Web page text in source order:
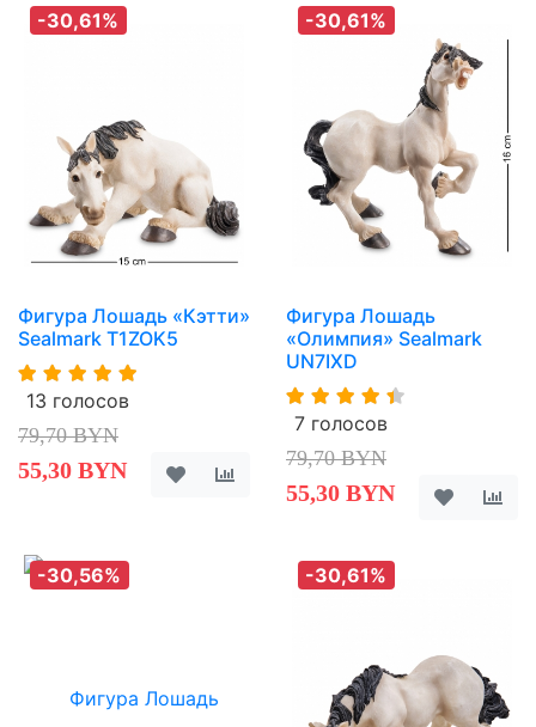
-30,61%
Фигура Лошадь «Кэтти»
Sealmark T1ZOK5
13 голосов
79,70 BYN
55,30 BYN
-30,61%
Фигура Лошадь
«Олимпия» Sealmark
UN7IXD
7 голосов
79,70 BYN
55,30 BYN
-30,56% -30,61%